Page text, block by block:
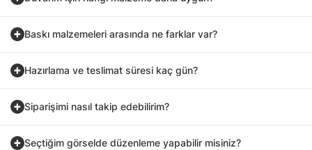
Baskı malzemeleri arasında ne farklar var?
Hazırlama ve teslimat süresi kaç gün?
Siparişimi nasıl takip edebilirim?
Seçtiğim görselde düzenleme yapabilir misiniz?